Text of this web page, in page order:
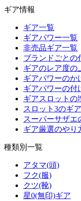
ギア情報
ギア一覧
ギアパワー一覧
非売品ギア一覧
ブランドごとの
ギアのレア度の
ギアパワーのか
ギアパワーの付
ギアスロットの
スロット3のギ
スーパーサザエ
ギア厳選のやり
種類別一覧
アタマ(頭)
フク(服)
クツ(靴)
星0(無印)ギア